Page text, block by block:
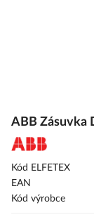
na
galerie
s
ABB Zásuvka
Kód ELFETEX
EAN
Kód výrobce